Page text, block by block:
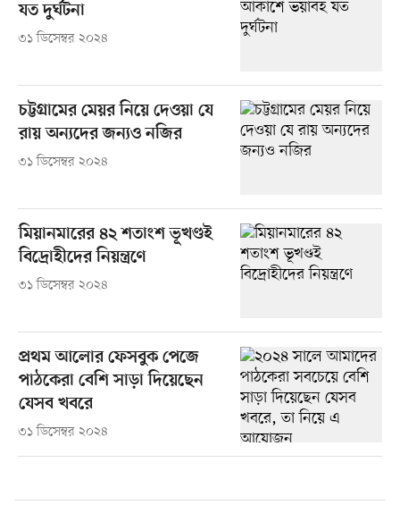
যত দুর্ঘটনা
৩১ ডিসেম্বর ২০২৪
চট্টগ্রামের মেয়র নিয়ে দেওয়া যে
রায় অন্যদের জন্যও নজির
৩১ ডিসেম্বর ২০২৪
মিয়ানমারের ৪২ শতাংশ ভূখণ্ডই
বিদ্রোহীদের নিয়ন্ত্রণে
৩১ ডিসেম্বর ২০২৪
প্রথম আলোর ফেসবুক পেজে
পাঠকেরা বেশি সাড়া দিয়েছেন
যেসব খবরে
৩১ ডিসেম্বর ২০২৪